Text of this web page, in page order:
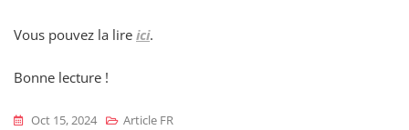
Vous pouvez la lire ici.
Bonne lecture !
Oct 15, 2024 Article FR